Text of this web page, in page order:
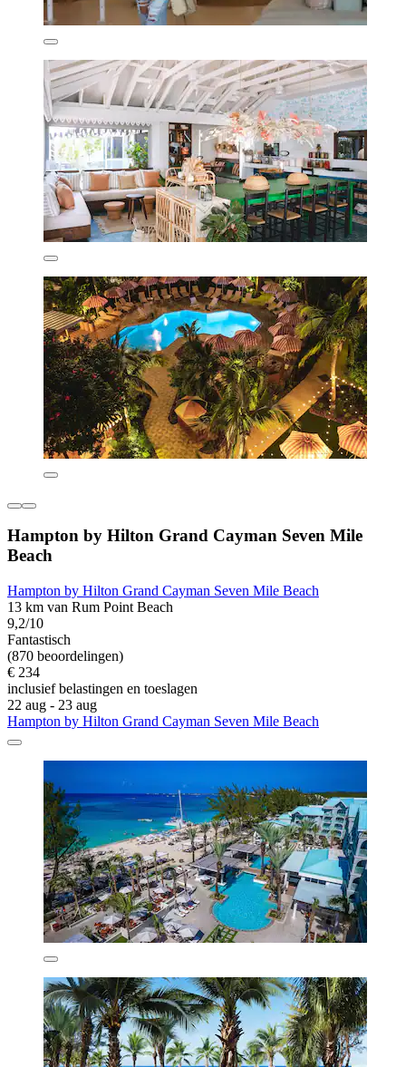
Hampton by Hilton Grand Cayman Seven Mile
Beach
Hampton by Hilton Grand Cayman Seven Mile Beach
13 km van Rum Point Beach
9,2/10
Fantastisch
(870 beoordelingen)
€ 234
inclusief belastingen en toeslagen
22 aug - 23 aug
Hampton by Hilton Grand Cayman Seven Mile Beach